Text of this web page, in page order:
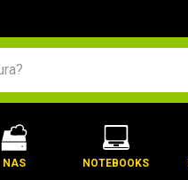
NAS NOTEBOOKS